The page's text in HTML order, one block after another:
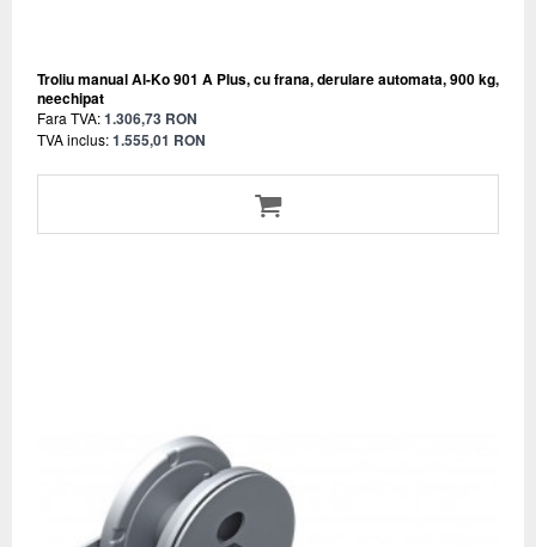
Troliu manual Al-Ko 901 A Plus, cu frana, derulare automata, 900 kg,
neechipat
Fara TVA:1.306,73 RON
TVA inclus:1.555,01 RON